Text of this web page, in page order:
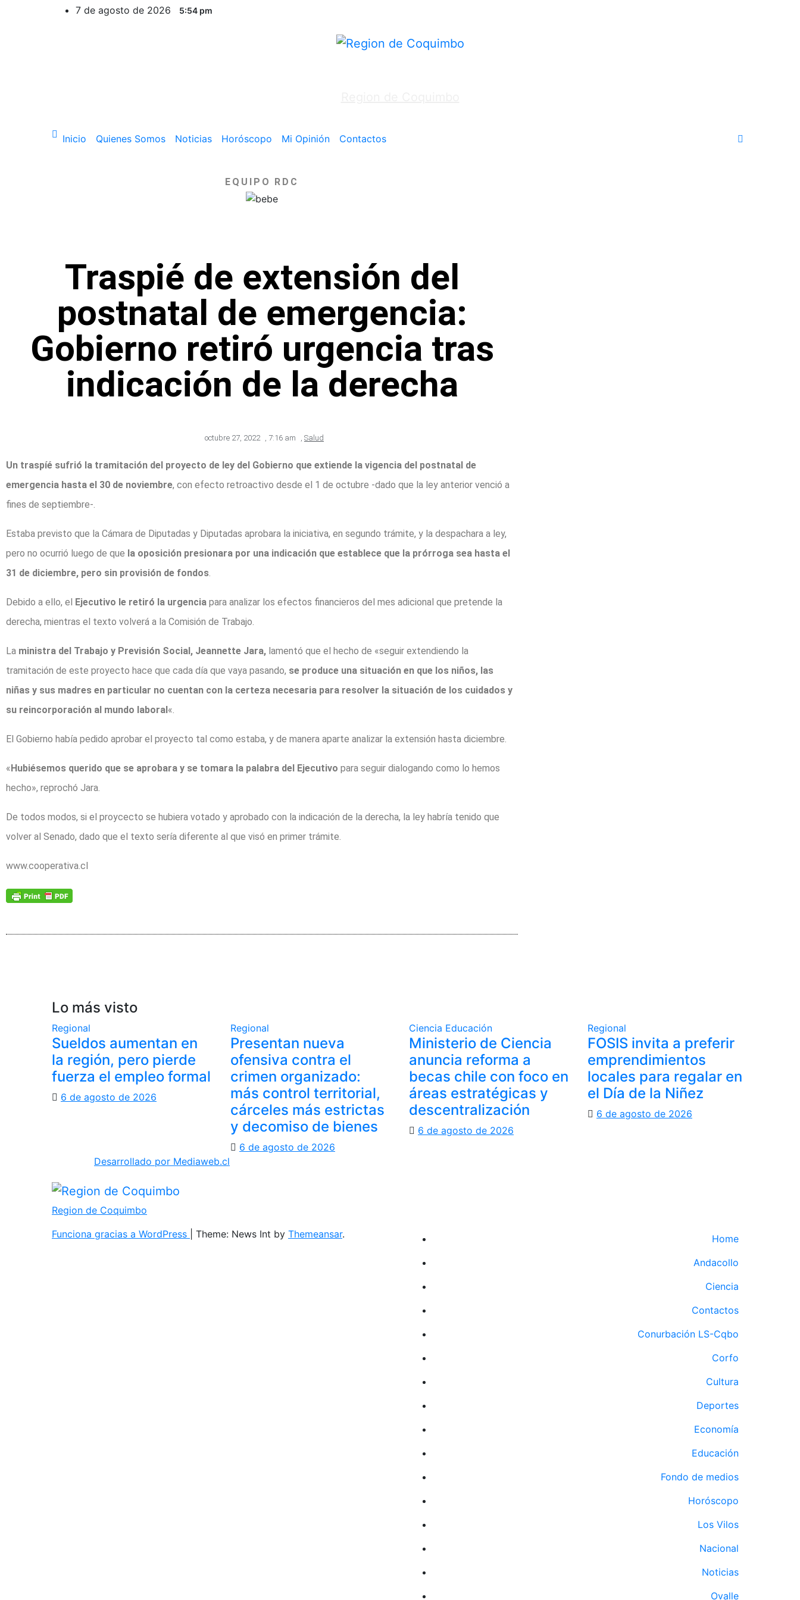
7 de agosto de 2026 5:54 pm
Inicio Quienes Somos Noticias Horóscopo Mi Opinión Contactos
EQUIPO RDC
Traspié de extensión del
postnatal de emergencia:
Gobierno retiró urgencia tras
indicación de la derecha
octubre 27, 2022 , 7:16 am , Salud
Un traspíé sufrió la tramitación del proyecto de ley del Gobierno que extiende la vigencia del postnatal de
emergencia hasta el 30 de noviembre, con efecto retroactivo desde el 1 de octubre -dado que la ley anterior venció a
fines de septiembre-.
Estaba previsto que la Cámara de Diputadas y Diputadas aprobara la iniciativa, en segundo trámite, y la despachara a ley,
pero no ocurrió luego de que la oposición presionara por una indicación que establece que la prórroga sea hasta el
31 de diciembre, pero sin provisión de fondos.
Debido a ello, el Ejecutivo le retiró la urgencia para analizar los efectos financieros del mes adicional que pretende la
derecha, mientras el texto volverá a la Comisión de Trabajo.
La ministra del Trabajo y Previsión Social, Jeannette Jara, lamentó que el hecho de «seguir extendiendo la
tramitación de este proyecto hace que cada día que vaya pasando, se produce una situación en que los niños, las
niñas y sus madres en particular no cuentan con la certeza necesaria para resolver la situación de los cuidados y
su reincorporación al mundo laboral «.
El Gobierno había pedido aprobar el proyecto tal como estaba, y de manera aparte analizar la extensión hasta diciembre.
« Hubiésemos querido que se aprobara y se tomara la palabra del Ejecutivo para seguir dialogando como lo hemos
hecho», reprochó Jara.
De todos modos, si el proycecto se hubiera votado y aprobado con la indicación de la derecha, la ley habría tenido que
volver al Senado, dado que el texto sería diferente al que visó en primer trámite.
www.cooperativa.cl
Lo más visto
Regional
Sueldos aumentan en
la región, pero pierde
fuerza el empleo formal
6 de agosto de 2026
Regional
Presentan nueva
ofensiva contra el
crimen organizado:
más control territorial,
cárceles más estrictas
y decomiso de bienes
6 de agosto de 2026
Ciencia Educación
Ministerio de Ciencia
anuncia reforma a
becas chile con foco en
áreas estratégicas y
descentralización
6 de agosto de 2026
Regional
FOSIS invita a preferir
emprendimientos
locales para regalar en
el Día de la Niñez
6 de agosto de 2026
Desarrollado por Mediaweb.cl
Region de Coquimbo
Funciona gracias a WordPress
Theme: News Int by Themeansar.
Home
Andacollo
Ciencia
Contactos
Conurbación LS-Cqbo
Corfo
Cultura
Deportes
Economía
Educación
Fondo de medios
Horóscopo
Los Vilos
Nacional
Noticias
Ovalle